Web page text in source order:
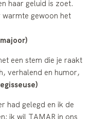
haar geluid is zoet.
warmte gewoon het
een stem die je raakt
verhalend en humor,
had gelegd en ik de
ik wil TAMAR in ons